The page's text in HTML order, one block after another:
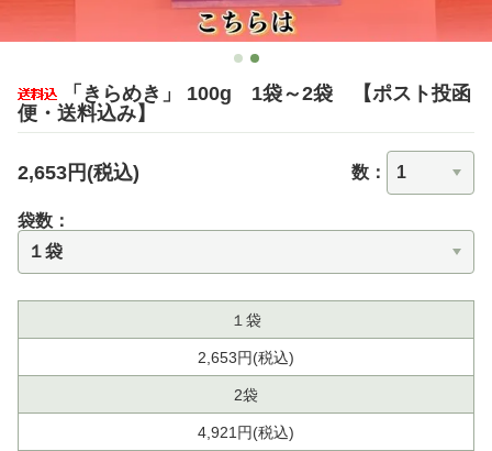
「きらめき」 100g 1袋～2袋 【ポスト投函
便・送料込み】
2,653円(税込) 数：
袋数：
１袋
2,653円(税込)
2袋
4,921円(税込)